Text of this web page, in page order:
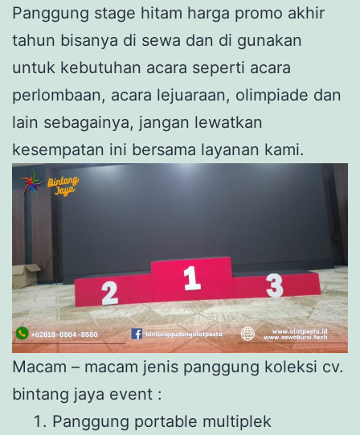
Panggung stage hitam harga promo akhir
tahun bisanya di sewa dan di gunakan
untuk kebutuhan acara seperti acara
perlombaan, acara lejuaraan, olimpiade dan
lain sebagainya, jangan lewatkan
kesempatan ini bersama layanan kami.
Macam – macam jenis panggung koleksi cv.
bintang jaya event :
Panggung portable multiplek